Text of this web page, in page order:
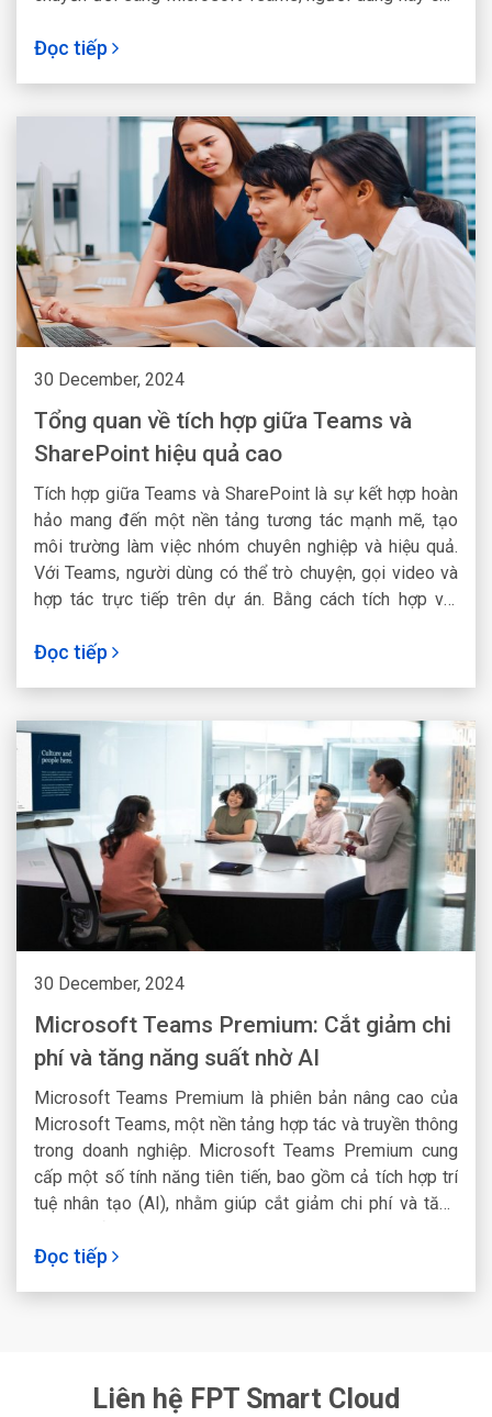
Đọc tiếp
30 December, 2024
Tổng quan về tích hợp giữa Teams và
SharePoint hiệu quả cao
Tích hợp giữa Teams và SharePoint là sự kết hợp hoàn
hảo mang đến một nền tảng tương tác mạnh mẽ, tạo
môi trường làm việc nhóm chuyên nghiệp và hiệu quả.
Với Teams, người dùng có thể trò chuyện, gọi video và
hợp tác trực tiếp trên dự án. Bằng cách tích hợp với
chia sẻ trực tiếp trong Teams. Từ đó tăng tính nhất
Đọc tiếp
30 December, 2024
Microsoft Teams Premium: Cắt giảm chi
phí và tăng năng suất nhờ AI
Microsoft Teams Premium là phiên bản nâng cao của
Microsoft Teams, một nền tảng hợp tác và truyền thông
trong doanh nghiệp. Microsoft Teams Premium cung
cấp một số tính năng tiên tiến, bao gồm cả tích hợp trí
tuệ nhân tạo (AI), nhằm giúp cắt giảm chi phí và tăng
Đọc tiếp
Liên hệ FPT Smart Cloud